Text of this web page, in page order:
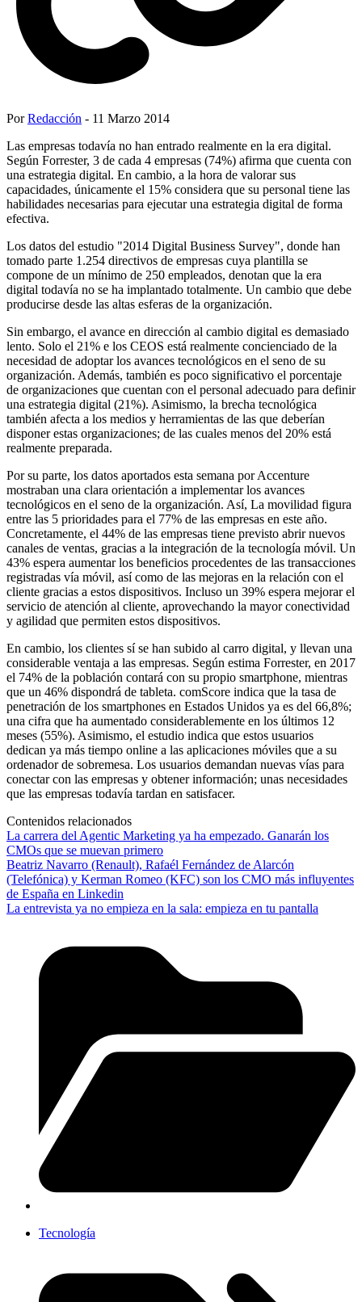
PorRedacción - 11 Marzo 2014
Las empresas todavía no han entrado realmente en la era digital.
Según Forrester, 3 de cada 4 empresas (74%) afirma que cuenta con
una estrategia digital. En cambio, a la hora de valorar sus
capacidades, únicamente el 15% considera que su personal tiene las
habilidades necesarias para ejecutar una estrategia digital de forma
efectiva.
Los datos del estudio "2014 Digital Business Survey", donde han
tomado parte 1.254 directivos de empresas cuya plantilla se
compone de un mínimo de 250 empleados, denotan que la era
digital todavía no se ha implantado totalmente. Un cambio que debe
producirse desde las altas esferas de la organización.
Sin embargo, el avance en dirección al cambio digital es demasiado
lento. Solo el 21% e los CEOS está realmente concienciado de la
necesidad de adoptar los avances tecnológicos en el seno de su
organización. Además, también es poco significativo el porcentaje
de organizaciones que cuentan con el personal adecuado para definir
una estrategia digital (21%). Asimismo, la brecha tecnológica
también afecta a los medios y herramientas de las que deberían
disponer estas organizaciones; de las cuales menos del 20% está
realmente preparada.
Por su parte, los datos aportados esta semana por Accenture
mostraban una clara orientación a implementar los avances
tecnológicos en el seno de la organización. Así, La movilidad figura
entre las 5 prioridades para el 77% de las empresas en este año.
Concretamente, el 44% de las empresas tiene previsto abrir nuevos
canales de ventas, gracias a la integración de la tecnología móvil. Un
43% espera aumentar los beneficios procedentes de las transacciones
registradas vía móvil, así como de las mejoras en la relación con el
cliente gracias a estos dispositivos. Incluso un 39% espera mejorar el
servicio de atención al cliente, aprovechando la mayor conectividad
y agilidad que permiten estos dispositivos.
En cambio, los clientes sí se han subido al carro digital, y llevan una
considerable ventaja a las empresas. Según estima Forrester, en 2017
el 74% de la población contará con su propio smartphone, mientras
que un 46% dispondrá de tableta. comScore indica que la tasa de
penetración de los smartphones en Estados Unidos ya es del 66,8%;
una cifra que ha aumentado considerablemente en los últimos 12
meses (55%). Asimismo, el estudio indica que estos usuarios
dedican ya más tiempo online a las aplicaciones móviles que a su
ordenador de sobremesa. Los usuarios demandan nuevas vías para
conectar con las empresas y obtener información; unas necesidades
que las empresas todavía tardan en satisfacer.
Contenidos relacionados
La carrera del Agentic Marketing ya ha empezado. Ganarán los
CMOs que se muevan primero
Beatriz Navarro (Renault), Rafaél Fernández de Alarcón
(Telefónica) y Kerman Romeo (KFC) son los CMO más influyentes
de España en Linkedin
La entrevista ya no empieza en la sala: empieza en tu pantalla
Tecnología